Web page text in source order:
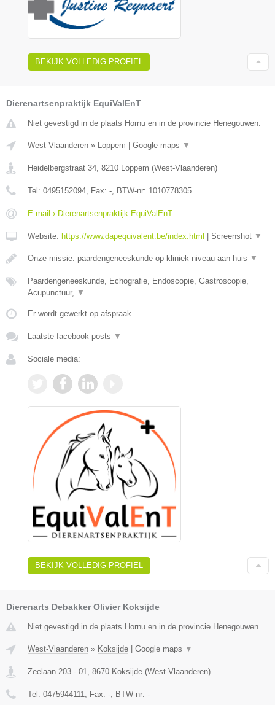
BEKIJK VOLLEDIG PROFIEL
Dierenartsenpraktijk EquiValEnT
Niet gevestigd in de plaats Hornu en in de provincie Henegouwen.
West-Vlaanderen » Loppem | Google maps ▼
Heidelbergstraat 34 8210 Loppem (West-Vlaanderen)
Tel: 0495152094 , Fax: - , BTW-nr: 1010778305
E-mail › Dierenartsenpraktijk EquiValEnT
Website: https://www.dapequivalent.be/index.html | Screenshot ▼
Onze missie: paardengeneeskunde op kliniek niveau aan huis ▼
Paardengeneeskunde, Echografie, Endoscopie, Gastroscopie,
Acupunctuur,
▼
Er wordt gewerkt op afspraak.
Laatste facebook posts ▼
Sociale media:
BEKIJK VOLLEDIG PROFIEL
Dierenarts Debakker Olivier Koksijde
Niet gevestigd in de plaats Hornu en in de provincie Henegouwen.
West-Vlaanderen » Koksijde Google maps ▼
Zeelaan 203 - 01 8670 Koksijde (West-Vlaanderen)
Tel: 0475944111 , Fax: - , BTW-nr: -